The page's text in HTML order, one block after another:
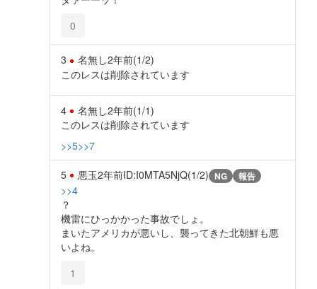
0
3 名無し2年前(1/2)
このレスは削除されています
4 名無し2年前(1/1)
このレスは削除されています
>>5>>7
5 悪玉2年前ID:I0MTA5NjQ(1/2) NG 報告
>>4
？
機雷にひっかかった事故でしょ。
まいたアメリカが悪いし、襲ってきた北朝鮮も悪
いよね。
1